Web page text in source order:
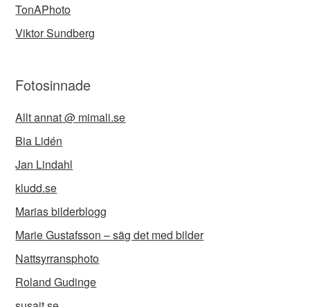
TonAPhoto
Viktor Sundberg
Fotosinnade
Allt annat @ mimali.se
Bia Lidén
Jan Lindahl
kludd.se
Marias bilderblogg
Marie Gustafsson – säg det med bilder
Nattsyrransphoto
Roland Gudinge